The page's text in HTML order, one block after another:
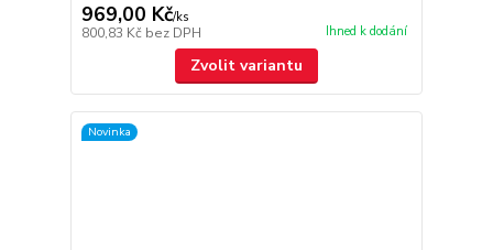
969,00 Kč/ks
800,83 Kč bez DPH Ihned k dodání
Zvolit variantu
Novinka